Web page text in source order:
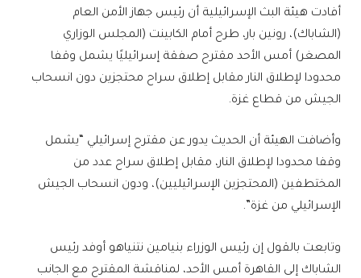
أفادت هيئة البث الإسرائيلية أن رئيس جهاز الأمن العام
(الشاباك)، رونين بار، طرح أمام الكابينت (المجلس الوزاري
المصغر) أمس الأحد مقترح صفقة إسرائيليًا يشمل وقفا
محدودا لإطلاق النار مقابل إطلاق سراح محتجزين دون انسحاب
الجيش من قطاع غزة.
وأضافت الهيئة أن الحديث يدور عن مقترح إسرائيلي “يشمل
وقفا محدودا لإطلاق النار، مقابل إطلاق سراح عدد من
المختطفين (المحتجزين الإسرائيليين)، ودون انسحاب الجيش
الإسرائيلي من غزة”.
وتابعت بالقول إن رئيس الوزراء بنيامين نتنياهو أوفد رئيس
الشاباك إلى القاهرة أمس الأحد، لمناقشة المقترح مع الجانب